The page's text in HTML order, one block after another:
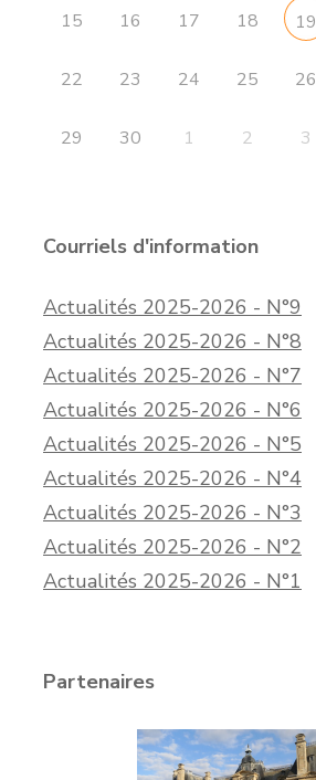
15 16 17 18 19
22 23 24 25 26
29 30 1 2 3
Courriels d'information
Actualités 2025-2026 - N°9
Actualités 2025-2026 - N°8
Actualités 2025-2026 - N°7
Actualités 2025-2026 - N°6
Actualités 2025-2026 - N°5
Actualités 2025-2026 - N°4
Actualités 2025-2026 - N°3
Actualités 2025-2026 - N°2
Actualités 2025-2026 - N°1
Partenaires